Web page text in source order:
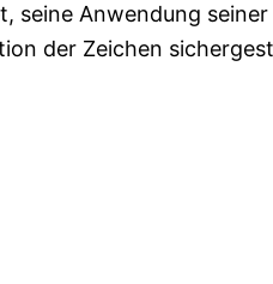
seine Anwendung
der Zeichen